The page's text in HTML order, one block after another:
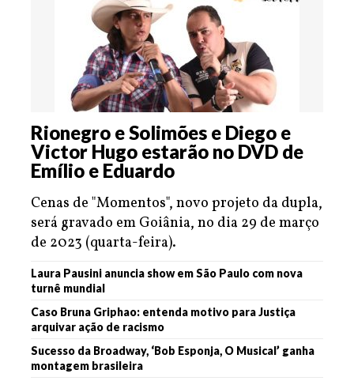
Rionegro e Solimões e Diego e
Victor Hugo estarão no DVD de
Emílio e Eduardo
Cenas de "Momentos", novo projeto da dupla,
será gravado em Goiânia, no dia 29 de março
de 2023 (quarta-feira).
Laura Pausini anuncia show em São Paulo com nova
turnê mundial
Caso Bruna Griphao: entenda motivo para Justiça
arquivar ação de racismo
Sucesso da Broadway, ‘Bob Esponja, O Musical’ ganha
montagem brasileira